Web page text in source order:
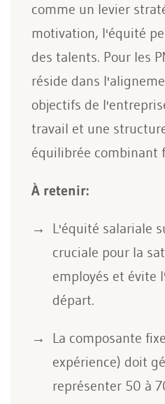
comme un levier
motivation, l'équité
des talents. Pour les
réside dans
objectifs de
travail et une
équilibrée combinant
À retenir:
L'équité salariale
cruciale pour la
employés et évite
départ.
La composante
expérience) doit
représenter 50 à